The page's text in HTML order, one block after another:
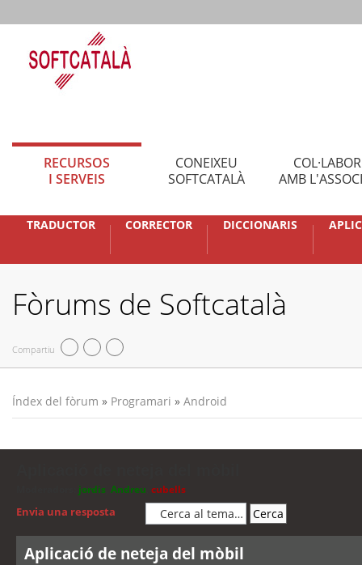
RECURSOS
I SERVEIS
CONEIXEU
SOFTCATALÀ
AMB
TRADUCTOR CORRECTOR DICCIONARIS
Fòrums de Softcatalà
Compartiu
Índex del fòrum » Programari » Android
jordis Andreu cubells
Envia una resposta
Aplicació de neteja del mòbil